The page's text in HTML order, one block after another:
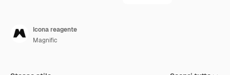
Icona reagente
Magnific